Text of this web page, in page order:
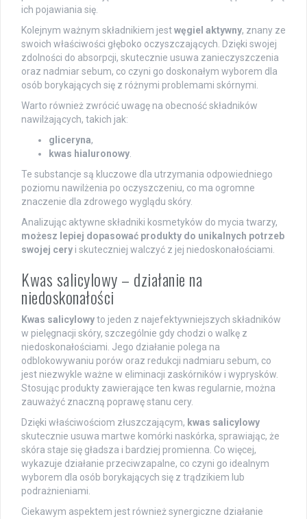
ich pojawiania się.
Kolejnym ważnym składnikiem jestwęgiel aktywny, znany ze
swoich właściwości głęboko oczyszczających. Dzięki swojej
zdolności do absorpcji, skutecznie usuwa zanieczyszczenia
oraz nadmiar sebum, co czyni go doskonałym wyborem dla
osób borykających się z różnymi problemami skórnymi.
Warto również zwrócić uwagę na obecność składników
nawilżających, takich jak:
gliceryna,
kwas hialuronowy.
Te substancje są kluczowe dla utrzymania odpowiedniego
poziomu nawilżenia po oczyszczeniu, co ma ogromne
znaczenie dla zdrowego wyglądu skóry.
Analizując aktywne składniki kosmetyków do mycia twarzy,
możesz lepiej dopasować produkty do unikalnych potrzeb
swojej cery i skuteczniej walczyć z jej niedoskonałościami.
Kwas salicylowy – działanie na
niedoskonałości
Kwas salicylowyto jeden z najefektywniejszych składników
w pielęgnacji skóry, szczególnie gdy chodzi o walkę z
niedoskonałościami. Jego działanie polega na
odblokowywaniu porów oraz redukcji nadmiaru sebum, co
jest niezwykle ważne w eliminacji zaskórników i wyprysków.
Stosując produkty zawierające ten kwas regularnie, można
zauważyć znaczną poprawę stanu cery.
Dzięki właściwościom złuszczającym, kwas salicylowy
skutecznie usuwa martwe komórki naskórka, sprawiając, że
skóra staje się gładsza i bardziej promienna. Co więcej,
wykazuje działanie przeciwzapalne, co czyni go idealnym
wyborem dla osób borykających się z trądzikiem lub
podrażnieniami.
Ciekawym aspektem jest również synergiczne działanie